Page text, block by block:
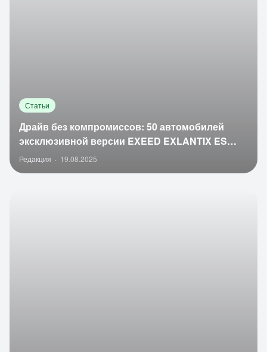
Статьи
Драйв без компромиссов: 50 автомобилей
эксклюзивной версии EXEED EXLANTIX ES
SPORT
Редакция · 19.08.2025